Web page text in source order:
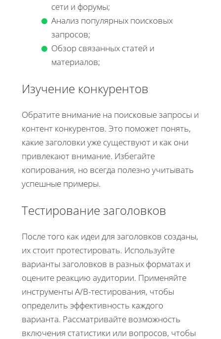
сети и форумы;
Анализ популярных поисковых
запросов;
Обзор связанных статей и
материалов;
Изучение конкурентов
Обратите внимание на поисковые запросы и
контент конкурентов. Это поможет понять,
какие заголовки уже существуют и как они
привлекают внимание. Избегайте
копирования, но всегда полезно учитывать
успешные примеры.
Тестирование заголовков
После того как идеи для заголовков созданы,
их стоит протестировать. Используйте
варианты заголовков в разных форматах и
оцените реакцию аудитории. Применяйте
инструменты A/B-тестирования, чтобы
определить эффективность каждого
варианта. Рассматривайте возможность
включения статистики или вопросов, чтобы